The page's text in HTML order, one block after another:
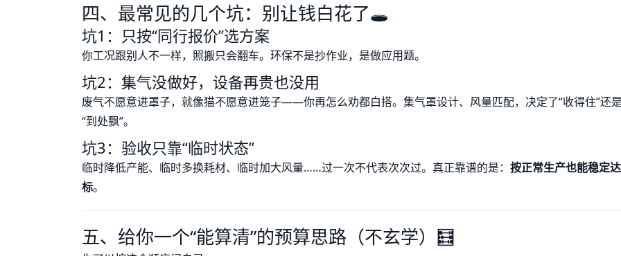
四、最常见的几个坑：别让钱白花了🕳️
坑1：只按“同行报价”选方案
你工况跟别人不一样，照搬只会翻车。环保不是抄作业，是做应用题。
坑2：集气没做好，设备再贵也没用
废气不愿意进罩子，就像猫不愿意进笼子——你再怎么劝都白搭。集气罩设计、风量匹配，决定了“收得住”还
“到处飘”。
坑3：验收只靠“临时状态”
临时降低产能、临时多换耗材、临时加大风量……过一次不代表次次过。真正靠谱的是： 按正常生产也能稳定达
标。
五、给你一个“能算清”的预算思路（不玄学）🧮